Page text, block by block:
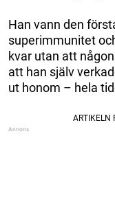
Han vann den
superimmunitet
kvar utan att
att han själv
ut honom – hela